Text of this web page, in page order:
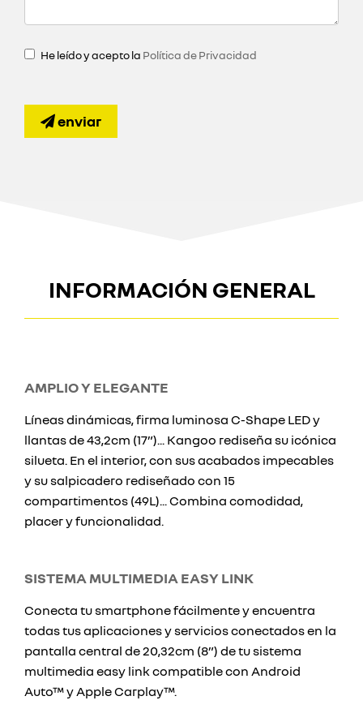
He leído y acepto la Política de Privacidad
enviar
INFORMACIÓN GENERAL
AMPLIO Y ELEGANTE
Líneas dinámicas, firma luminosa C-Shape LED y
llantas de 43,2cm (17”)... Kangoo rediseña su icónica
silueta. En el interior, con sus acabados impecables
y su salpicadero rediseñado con 15
compartimentos (49L)... Combina comodidad,
placer y funcionalidad.
SISTEMA MULTIMEDIA EASY LINK
Conecta tu smartphone fácilmente y encuentra
todas tus aplicaciones y servicios conectados en la
pantalla central de 20,32cm (8”) de tu sistema
multimedia easy link compatible con Android
Auto™ y Apple Carplay™.